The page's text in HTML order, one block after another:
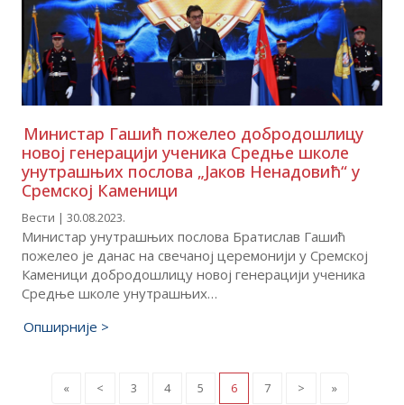
Министар Гашић пожелео добродошлицу
новој генерацији ученика Средње школе
унутрашњих послова „Јаков Ненадовић“ у
Сремској Каменици
Вести | 30.08.2023.
Министар унутрашњих послова Братислав Гашић
пожелео је данас на свечаној церемонији у Сремској
Каменици добродошлицу новој генерацији ученика
Средње школе унутрашњих…
Опширније >
« < 3 4 5 6 7 > »